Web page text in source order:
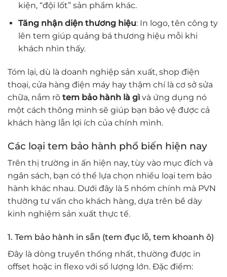
kiện, “đội lốt” sản phẩm khác.
Tăng nhận diện thương hiệu: In logo, tên công ty
lên tem giúp quảng bá thương hiệu mỗi khi
khách nhìn thấy.
Tóm lại, dù là doanh nghiệp sản xuất, shop điện
thoại, cửa hàng điện máy hay thậm chí là cơ sở sửa
chữa, nắm rõ tem bảo hành là gìvà ứng dụng nó
một cách thông minh sẽ giúp bạn bảo vệ được cả
khách hàng lẫn lợi ích của chính mình.
Các loại tem bảo hành phổ biến hiện nay
Trên thị trường in ấn hiện nay, tùy vào mục đích và
ngân sách, bạn có thể lựa chọn nhiều loại tem bảo
hành khác nhau. Dưới đây là 5 nhóm chính mà PVN
thường tư vấn cho khách hàng, dựa trên bề dày
kinh nghiệm sản xuất thực tế.
1. Tem bảo hành in sẵn (tem đục lỗ, tem khoanh ô)
Đây là dòng truyền thống nhất, thường được in
offset hoặc in flexo với số lượng lớn. Đặc điểm: